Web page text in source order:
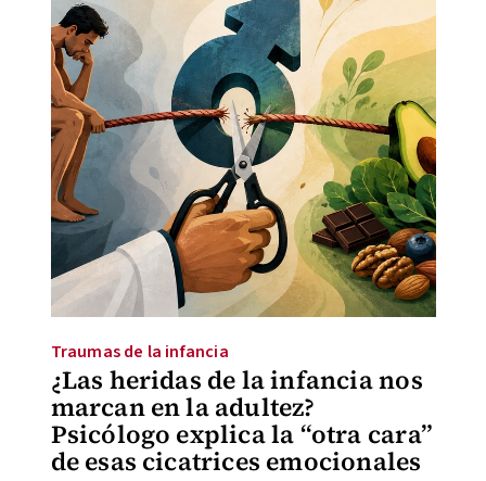
¿Las heridas de la infancia nos
marcan en la adultez?
Psicólogo explica la “otra cara”
de esas cicatrices emocionales
Traumas de la infancia